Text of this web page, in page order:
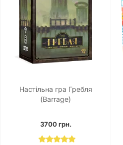
Настільна гра Гребля
(Barrage)
3700 грн.